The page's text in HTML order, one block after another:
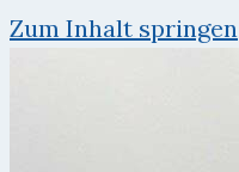
Zum Inhalt springen